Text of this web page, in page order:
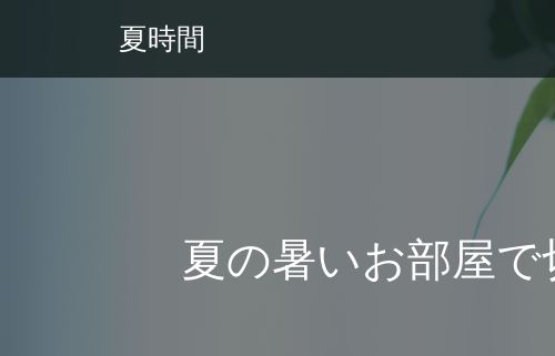
夏時間
夏の暑いお部屋